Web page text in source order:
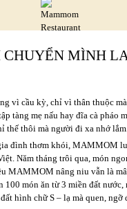
MÌNH
vì cầu kỳ, chỉ vì thân thuộc
tàng mẹ nấu hay đĩa cà pháo
thế thôi mà người đi xa nhớ
đình thơm khói, MAMMOM
Năm tháng trôi qua, món
MAMMOM nâng niu vẫn là
100 món ăn từ 3 miền đất
hình chữ S – lạ mà quen, ngỡ